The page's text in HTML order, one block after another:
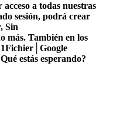
a todas nuestras
sesión, podrá crear
Sin
más. También en los
estás esperando?